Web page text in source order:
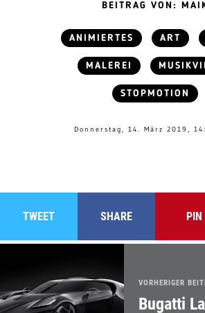
BEITRAG VON:
ANIMIERTES ART
MALEREI
STOPMOTION
Donnerstag, 14. März 2019,
TWEET SHARE PIN
VORHERIGER
Bugatti